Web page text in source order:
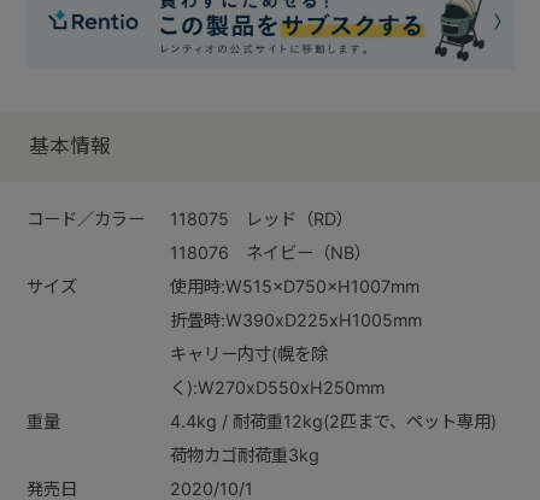
基本情報
コード／カラー
118075 レッド（RD）
118076 ネイビー（NB）
サイズ
使用時:W515×D750×H1007mm
折畳時:W390xD225xH1005mm
キャリー内寸(幌を除
く):W270xD550xH250mm
重量
4.4kg / 耐荷重12kg(2匹まで、ペット専用)
荷物カゴ耐荷重3kg
発売日
2020/10/1